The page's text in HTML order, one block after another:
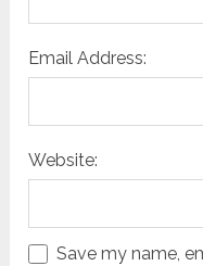
Email Address:
Website:
Save my name,